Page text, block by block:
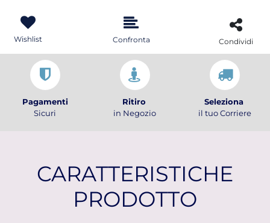
Wishlist Confronta Condividi
Pagamenti
Sicuri
Ritiro
in Negozio
Seleziona
il tuo Corriere
CARATTERISTICHE
PRODOTTO